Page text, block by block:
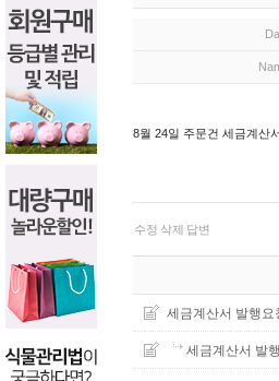
8월 24일 주문건 세금계산
수정 삭제 답변
세금계산서 발행요
세금계산서 발